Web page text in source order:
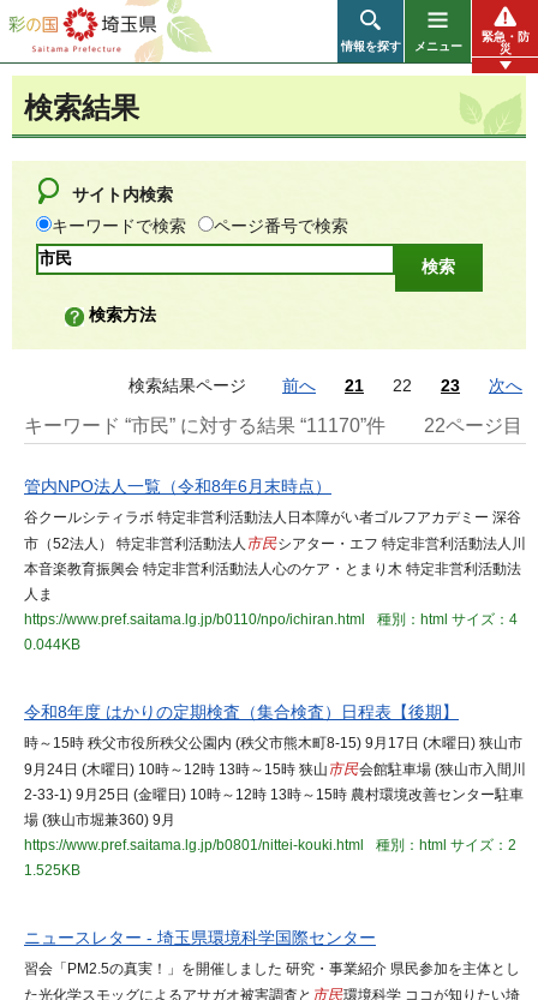
彩の国 埼玉県
情報を探す メニュー
緊急・防
災
検索結果
サイト内検索
キーワードで検索
ページ番号で検索
検索方法
検索結果ページ 前へ 21 22 23 次へ
キーワード “市民” に対する結果 “11170”件 22ページ目
管内NPO法人一覧（令和8年6月末時点）
谷クールシティラボ 特定非営利活動法人日本障がい者ゴルフアカデミー 深谷
市（52法人） 特定非営利活動法人 市民シアター・エフ 特定非営利活動法人川
本音楽教育振興会 特定非営利活動法人心のケア・とまり木 特定非営利活動法
人ま
https://www.pref.saitama.lg.jp/b0110/npo/ichiran.html
種別：html サイズ：4
0.044KB
令和8年度 はかりの定期検査（集合検査）日程表【後期】
時～15時 秩父市役所秩父公園内 (秩父市熊木町8-15) 9月17日 (木曜日) 狭山市
9月24日 (木曜日) 10時～12時 13時～15時 狭山 市民会館駐車場 (狭山市入間川
2-33-1) 9月25日 (金曜日) 10時～12時 13時～15時 農村環境改善センター駐車
場 (狭山市堀兼360) 9月
https://www.pref.saitama.lg.jp/b0801/nittei-kouki.html
種別：html サイズ：2
1.525KB
ニュースレター - 埼玉県環境科学国際センター
習会「PM2.5の真実！」を開催しました 研究・事業紹介 県民参加を主体とし
た光化学スモッグによるアサガオ被害調査と 市民環境科学 ココが知りたい埼